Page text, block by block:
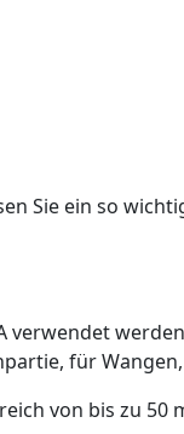
Sie ein so
für
von bis zu 50